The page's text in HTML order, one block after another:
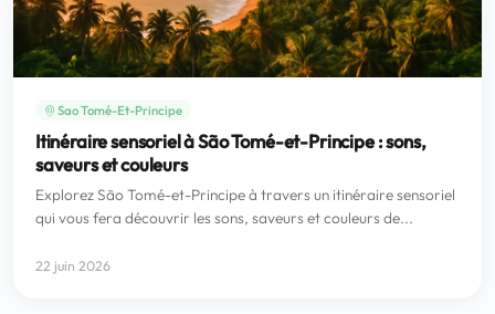
Sao Tomé-Et-Principe
Itinéraire sensoriel à São Tomé-et-Principe : sons,
saveurs et couleurs
Explorez São Tomé-et-Principe à travers un itinéraire sensoriel
qui vous fera découvrir les sons, saveurs et couleurs de...
22 juin 2026